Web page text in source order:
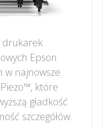
drukarek
Epson
w najnowsze
które
gładkość
szczegółów.